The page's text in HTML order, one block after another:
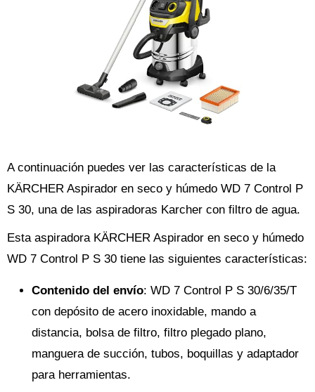
A continuación puedes ver las características de la
KÄRCHER Aspirador en seco y húmedo WD 7 Control P
S 30, una de las aspiradoras Karcher con filtro de agua.
Esta aspiradora KÄRCHER Aspirador en seco y húmedo
WD 7 Control P S 30 tiene las siguientes características:
Contenido del envío: WD 7 Control P S 30/6/35/T
con depósito de acero inoxidable, mando a
distancia, bolsa de filtro, filtro plegado plano,
manguera de succión, tubos, boquillas y adaptador
para herramientas.